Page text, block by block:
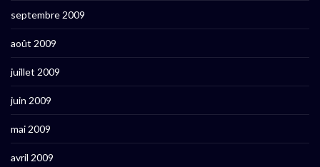
septembre 2009
août 2009
juillet 2009
juin 2009
mai 2009
avril 2009